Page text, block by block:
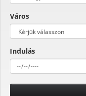
Város
Indulás